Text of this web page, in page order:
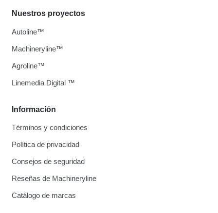
Información
Términos y condiciones
Política de privacidad
Consejos de seguridad
Reseñas de Machineryline
Catálogo de marcas
Nuestros proyectos
Autoline™
Machineryline™
Agroline™
Linemedia Digital ™